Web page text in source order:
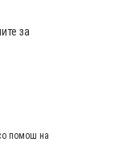
за
помош на